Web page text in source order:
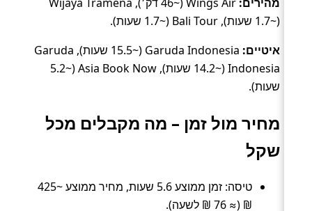
(~1.7 שעות), Bali Tour (~1.7 שעות).
איטיים:
Garuda Indonesia (~15.5 שעות), Garuda
Indonesia (~14.2 שעות), Asia Book Now (~5.2
שעות).
מחיר מול זמן – מה מקבלים מכל
שקל
טיסה: זמן ממוצע 5.6 שעות, מחיר ממוצע ~425
₪ (≈ 76 ₪ לשעה).